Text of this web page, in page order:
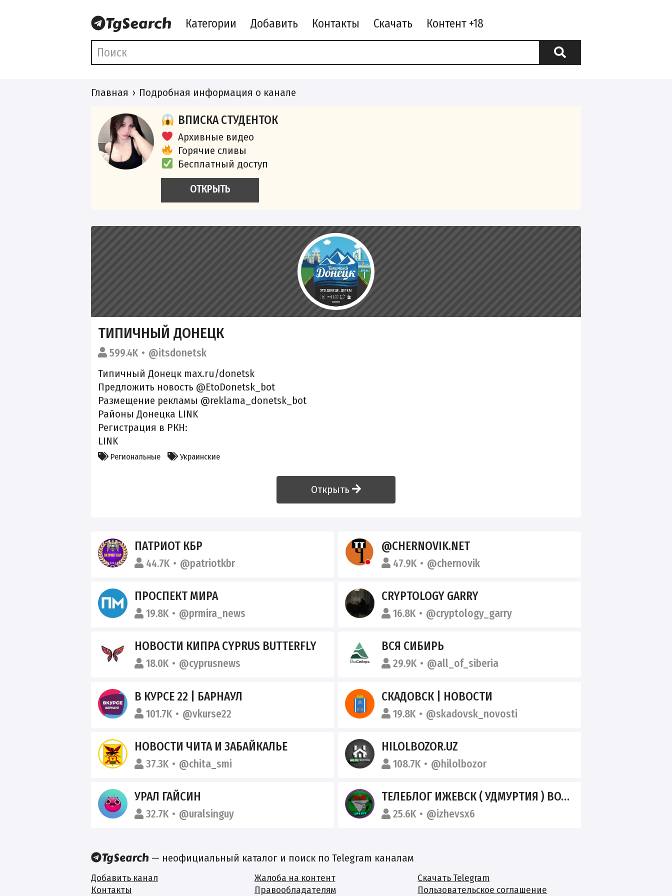
Категории Добавить Контакты Скачать
Главная Подробная информация о канале
ВПИСКА СТУДЕНТОК
Архивные видео
Горячие сливы
Бесплатный доступ
ОТКРЫТЬ
ТИПИЧНЫЙ ДОНЕЦК
599.4K
@itsdonetsk
Типичный Донецк max.ru/donetsk
Предложить новость @EtoDonetsk_bot
Размещение рекламы @reklama_donetsk_bot
Районы Донецка LINK
Регистрация в РКН:
LINK
Региональные Украинские
Открыть
ПАТРИОТ КБР
44.7K @patriotkbr
@CHERNOVIK.NET
47.9K @chernovik
ПРОСПЕКТ МИРА
19.8K @prmira_news
CRYPTOLOGY GARRY
16.8K @cryptology_garry
НОВОСТИ КИПРА CYPRUS BUTTERFLY
18.0K @cyprusnews
ВСЯ СИБИРЬ
29.9K @all_of_siberia
В КУРСЕ 22 | БАРНАУЛ
101.7K @vkurse22
СКАДОВСК | НОВОСТИ
19.8K @skadovsk_novosti
НОВОСТИ ЧИТА И ЗАБАЙКАЛЬЕ
37.3K @chita_smi
HILOLBOZOR.UZ
108.7K @hilolbozor
УРАЛ ГАЙСИН
32.7K @uralsinguy
ТЕЛЕБЛОГ ИЖЕВСК ( УДМУРТИЯ ) ВОТКИНСК САРАПУЛ ГЛАЗОВ МОЖГА КАМБАРКА
25.6K @izhevsx6
— неофициальный каталог и поиск по Telegram каналам
Добавить канал
Контакты
Жалоба на контент
Правообладателям
Скачать Telegram
Пользовательское соглашение